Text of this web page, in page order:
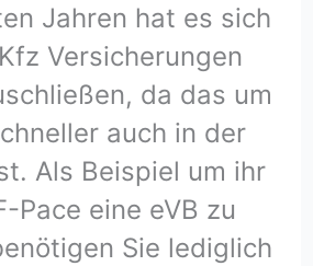
Jahren hat es sich
Versicherungen
da das um
auch in der
Als Beispiel um ihr
Pace eine eVB zu
Sie lediglich